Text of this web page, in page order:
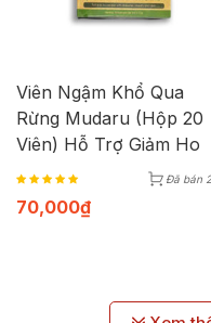
Viên Ngậm Khổ Qua
Rừng Mudaru (Hộp 20
Viên) Hỗ Trợ Giảm Ho
Đã bán
70,000₫